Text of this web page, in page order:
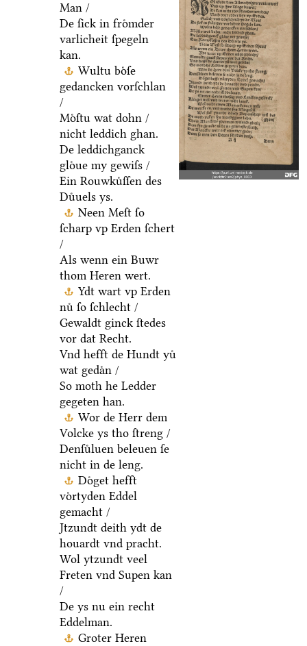
Man /
De ſick in froͤmder
varlicheit ſpegeln
kan.
Wultu boͤſe
gedancken vorſchlan
/
Moͤſtu wat dohn /
nicht leddich ghan.
De leddichganck
gloͤue my gewiſs /
Ein Rouwkuͤſſen des
Duͤuels ys.
Neen Meſt ſo
ſcharp vp Erden ſchert
/
Als wenn ein Buwr
thom Heren wert.
Ydt wart vp Erden
nuͤ ſo ſchlecht /
Gewaldt ginck ſtedes
vor dat Recht.
Vnd hefft de Hundt yuͤ
wat gedaͤn /
So moth he Ledder
gegeten han.
Wor de Herr dem
Volcke ys tho ſtreng /
Denſuͤluen beleuen ſe
nicht in de leng.
Doͤget hefft
voͤrtyden Eddel
gemacht /
Jtzundt deith ydt de
houardt vnd pracht.
Wol ytzundt veel
Freten vnd Supen kan
/
De ys nu ein recht
Eddelman.
Groter Heren